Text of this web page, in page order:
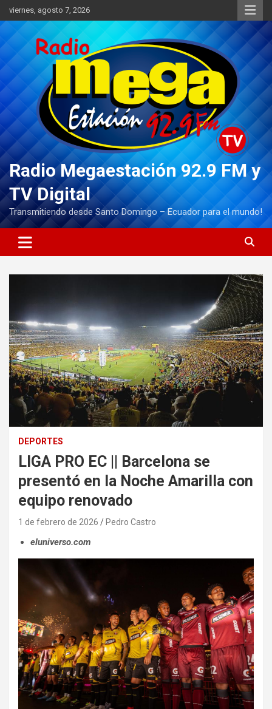
Saltar
al
contenido
viernes, agosto 7, 2026
Radio Megaestación 92.9 FM y
TV Digital
Transmitiendo desde Santo Domingo – Ecuador para el mundo!
DEPORTES
LIGA PRO EC || Barcelona se
presentó en la Noche Amarilla con
equipo renovado
1 de febrero de 2026 Pedro Castro
eluniverso.com